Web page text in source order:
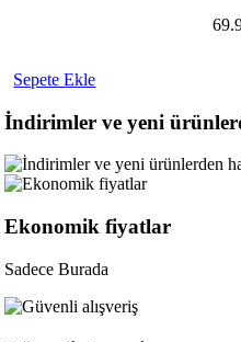
Sepete Ekle
İndirimler ve yeni
Ekonomik fiyatlar
Sadece Burada